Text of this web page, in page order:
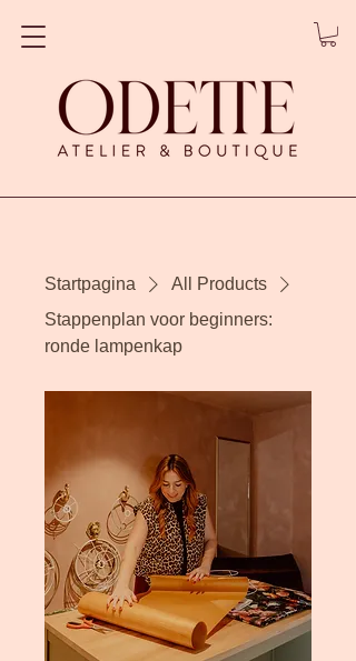
Startpagina
All Products
Stappenplan voor beginners:
ronde lampenkap